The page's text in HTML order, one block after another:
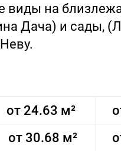
виды на
Дача) и сады,
от 24.63 м²
от 30.68 м²